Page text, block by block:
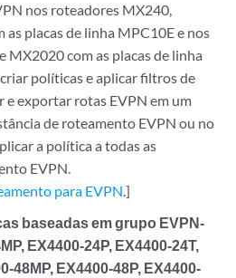
nos roteadores MX240,
placas de linha MPC10E e nos
MX2020 com as placas de linha
políticas e aplicar filtros de
exportar rotas EVPN em um
de roteamento EVPN ou no
a política a todas as
EVPN.
para EVPN.]
baseadas em grupo EVPN-
EX4400-24P, EX4400-24T,
48MP, EX4400-48P, EX4400-